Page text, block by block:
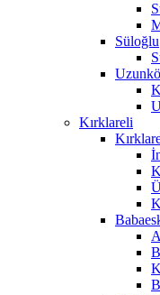
Süloğlu
Kırklareli